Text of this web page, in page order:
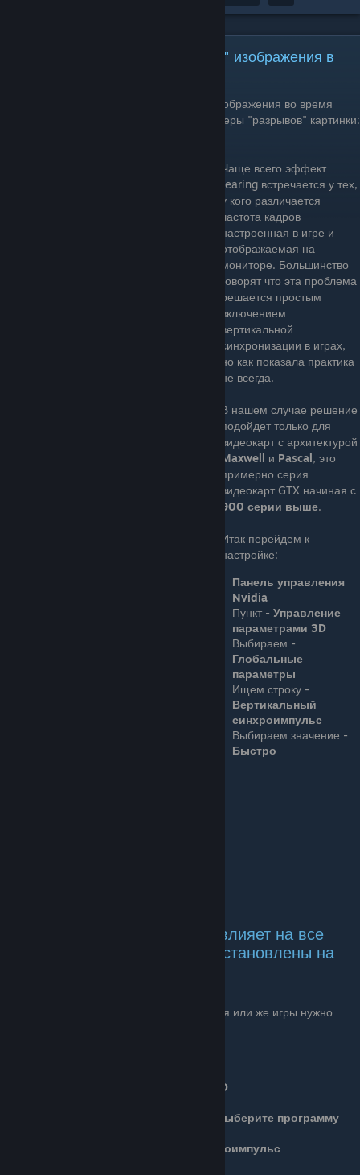
Tearing или как убрать "разрывы" изображения в
Для тех у кого наблюдаются "разрывы" изображения во время
игрового процесса, эффект Tearing. Примеры "разрывов" картинки:
Чаще всего эффект
tearing встречается у тех,
у кого различается
частота кадров
настроенная в игре и
отображаемая на
мониторе. Большинство
говорят что эта проблема
решается простым
включением
вертикальной
синхронизации в играх,
но как показала практика
не всегда.
В нашем случае решение
подойдет только для
видеокарт с архитектурой
Maxwell и Pascal, это
примерно серия
видеокарт GTX начиная с
900 серии выше.
Итак перейдем к
настройке:
Панель управления
Nvidia
Пункт - Управление
параметрами 3D
Выбираем -
Глобальные
параметры
Ищем строку -
Вертикальный
синхроимпульс
Выбираем значение -
Быстро
Внимание ! Это настройка повлияет на все
игры и приложения которые установлены на
Для настройки определенного приложения или же игры нужно
Управление параметрами 3D
Выберите программу
Вертикальный синхроимпульс